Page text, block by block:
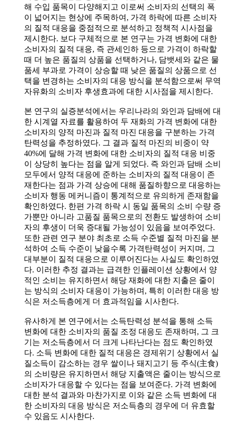
해 수입 품목이 다양해지고 이로써 소비자의 선택의 폭
이 넓어지는 현상에 주목하여, 가격 하락에 따른 소비자
의 질적 대응을 중점적으로 분석하고 정책적 시사점을
제시한다. 보다 구체적으로 본 연구는 가격 변화에 대한
소비자의 질적 대응, 즉 관세인하 등으로 가격이 하락할
때 더 높은 품질의 상품을 선택하거나, 담뱃세와 같은 물
품세 부과로 가격이 상승할 때 낮은 품질의 상품으로 선
택을 변경하는 소비자의 대응 방식을 분석함으로써 무역
자유화의 소비자 후생효과에 대한 시사점을 제시한다.
본 연구의 실증분석에서는 우리나라의 와인과 담배에 대
한 시계열 자료를 활용하여 두 재화의 가격 변화에 대한
소비자의 양적 마진과 질적 마진 대응을 구분하는 가격
탄력성을 추정하였다. 그 결과 질적 마진의 비중이 약
40%에 달해 가격 변화에 대한 소비자의 질적 대응 비중
이 상당히 높다는 점을 알게 되었다. 즉 와인과 담배 소비
모두에서 양적 대응에 준하는 소비자의 질적 대응이 존
재한다는 점과 가격 상승에 대해 품질하향으로 대응하는
소비자 행동 메커니즘이 통계적으로 유의하게 존재함을
확인하였다. 한편 가격 하락 시 동일 품목의 소비 수량 증
가뿐만 아니라 고품질 품목으로의 전환도 발생하여 소비
자의 후생이 더욱 증대될 가능성이 있음을 보여주었다.
또한 관련 연구 분야 최초로 소득 수준별 질적 마진을 분
석하여 소득 수준이 낮을수록 가격탄력성이 커지며, 그
대부분이 질적 대응으로 이루어진다는 사실도 확인하였
다. 이러한 추정 결과는 급격한 인플레이션 상황에서 양
적인 소비는 유지하면서 해당 재화에 대한 지출은 줄이
는 방식의 소비자 대응이 가능하며, 특히 이러한 대응 방
식은 저소득층에게 더 효과적임을 시사한다.
유사하게 본 연구에서는 소득탄력성 분석을 통해 소득
변화에 대한 소비자의 품질 조정 대응도 존재하며, 그 크
기는 저소득층에서 더 크게 나타난다는 점도 확인하였
다. 소득 변화에 대한 질적 대응은 경제위기 상황에서 실
질소득이 감소하는 경우 쌀이나 돼지고기 등 주식(主食)
의 소비량은 유지하면서 해당 지출액은 줄이는 방식으로
소비자가 대응할 수 있다는 점을 보여준다. 가격 변화에
대한 분석 결과와 마찬가지로 이와 같은 소득 변화에 대
한 소비자의 대응 방식은 저소득층의 경우에 더 유효할
수 있음도 시사한다.